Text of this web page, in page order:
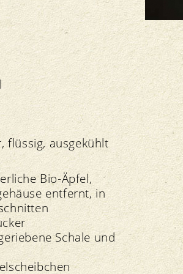
NBFF
flüssig, ausgekühlt
Bio-Äpfel,
entfernt, in
Schale und